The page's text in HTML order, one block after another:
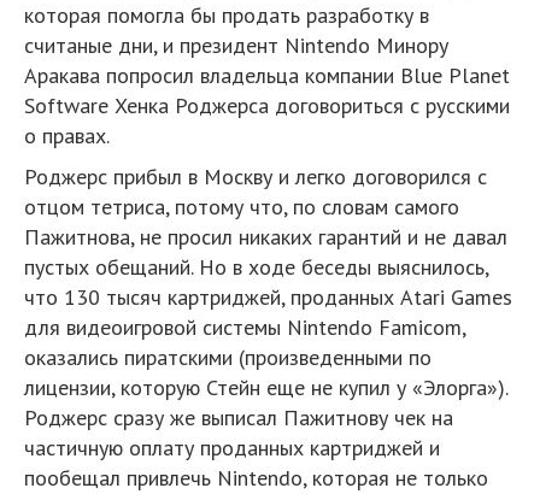
которая помогла бы продать разработку в
считаные дни, и президент Nintendo Минору
Аракава попросил владельца компании Blue Planet
Software Хенка Роджерса договориться с русскими
о правах.
Роджерс прибыл в Москву и легко договорился с
отцом тетриса, потому что, по словам самого
Пажитнова, не просил никаких гарантий и не давал
пустых обещаний. Но в ходе беседы выяснилось,
что 130 тысяч картриджей, проданных Atari Games
для видеоигровой системы Nintendo Famicom,
оказались пиратскими (произведенными по
лицензии, которую Стейн еще не купил у «Элорга»).
Роджерс сразу же выписал Пажитнову чек на
частичную оплату проданных картриджей и
пообещал привлечь Nintendo, которая не только